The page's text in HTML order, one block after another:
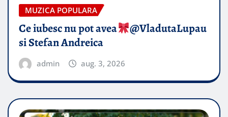
MUZICA POPULARA
Ce iubesc nu pot avea
​@VladutaLupau
si Stefan Andreica
admin aug. 3, 2026